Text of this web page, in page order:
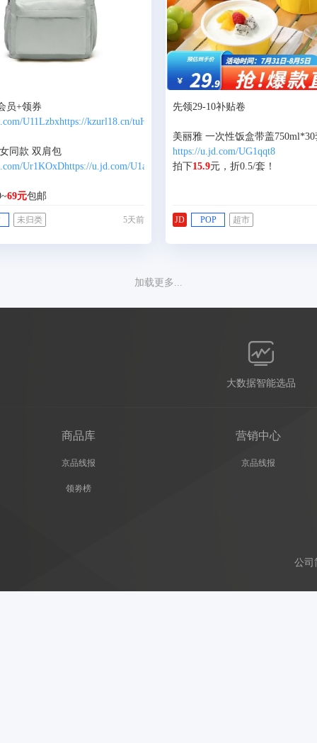
U11Lzbxhttps://kzurl18.cn/tuHnst
Ur1KOxDhttps://u.jd.com/U1amLMM
69元包邮
喜欢的，门店100+
未归类 5天前
先领29-10补贴卷
https://u.jd.com/UG1qqt8
拍下15.9元，折0.5/套！
JD POP 超市
加载更多...
大数据智能选品
商品库
京品线报
领劵榜
营销中心
京品线报
公